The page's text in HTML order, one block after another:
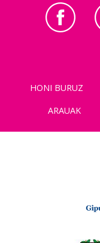
HONI BURUZ
ARAUAK